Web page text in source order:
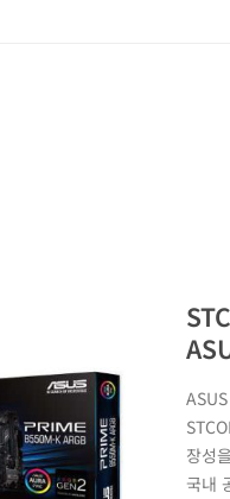
장성
국내